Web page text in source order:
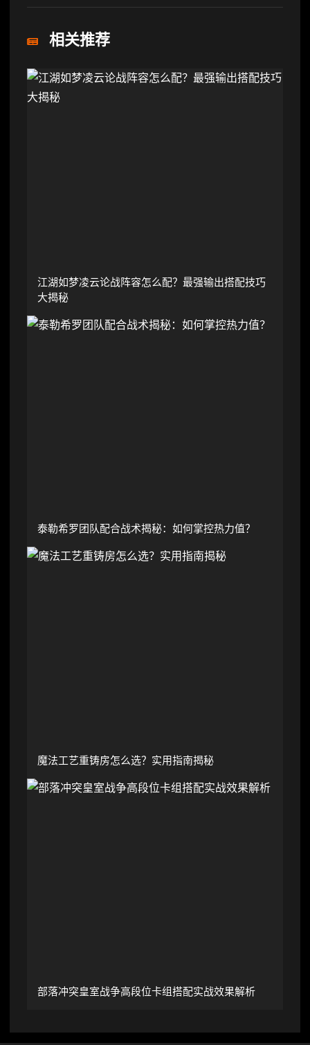
相关推荐
江湖如梦凌云论战阵容怎么配？最强输出搭配技巧
大揭秘
泰勒希罗团队配合战术揭秘：如何掌控热力值？
魔法工艺重铸房怎么选？实用指南揭秘
部落冲突皇室战争高段位卡组搭配实战效果解析